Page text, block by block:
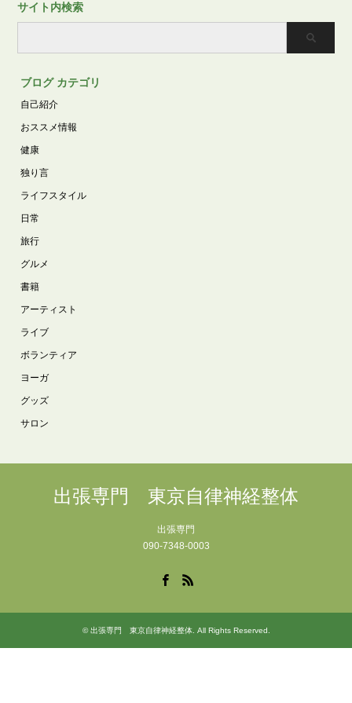
サイト内検索
ブログ カテゴリ
自己紹介
おススメ情報
健康
独り言
ライフスタイル
日常
旅行
グルメ
書籍
アーティスト
ライブ
ボランティア
ヨーガ
グッズ
サロン
出張専門 東京自律神経整体
出張専門
090-7348-0003
©出張専門 東京自律神経整体. All Rights Reserved.